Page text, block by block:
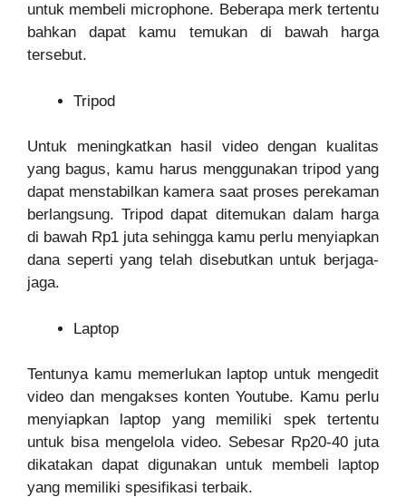
untuk membeli microphone. Beberapa merk tertentu
bahkan dapat kamu temukan di bawah harga
tersebut.
Tripod
Untuk meningkatkan hasil video dengan kualitas
yang bagus, kamu harus menggunakan tripod yang
dapat menstabilkan kamera saat proses perekaman
berlangsung. Tripod dapat ditemukan dalam harga
di bawah Rp1 juta sehingga kamu perlu menyiapkan
dana seperti yang telah disebutkan untuk berjaga-
jaga.
Laptop
Tentunya kamu memerlukan laptop untuk mengedit
video dan mengakses konten Youtube. Kamu perlu
menyiapkan laptop yang memiliki spek tertentu
untuk bisa mengelola video. Sebesar Rp20-40 juta
dikatakan dapat digunakan untuk membeli laptop
yang memiliki spesifikasi terbaik.